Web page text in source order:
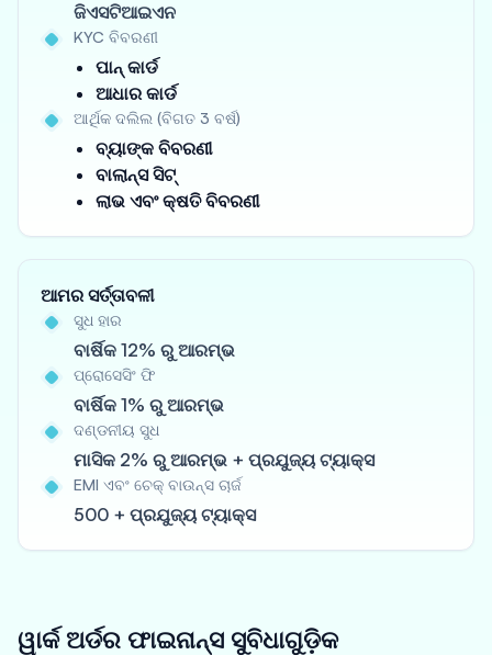
ଜିଏସଟିଆଇଏନ
KYC ବିବରଣୀ
ପାନ୍ କାର୍ଡ
ଆଧାର କାର୍ଡ
ଆର୍ଥିକ ଦଲିଲ (ବିଗତ 3 ବର୍ଷ)
ବ୍ୟାଙ୍କ ବିବରଣୀ
ବାଲାନ୍ସ ସିଟ୍
ଲାଭ ଏବଂ କ୍ଷତି ବିବରଣୀ
ଆମର ସର୍ତ୍ତାବଳୀ
ସୁଧ ହାର
ବାର୍ଷିକ 12% ରୁ ଆରମ୍ଭ
ପ୍ରୋସେସିଂ ଫି
ବାର୍ଷିକ 1% ରୁ ଆରମ୍ଭ
ଦଣ୍ଡନୀୟ ସୁଧ
ମାସିକ 2% ରୁ ଆରମ୍ଭ + ପ୍ରଯୁଜ୍ୟ ଟ୍ୟାକ୍ସ
EMI ଏବଂ ଚେକ୍ ବାଉନ୍ସ ଚାର୍ଜ
500 + ପ୍ରଯୁଜ୍ୟ ଟ୍ୟାକ୍ସ
ୱାର୍କ ଅର୍ଡର ଫାଇନାନ୍ସ ସୁବିଧାଗୁଡ଼ିକ